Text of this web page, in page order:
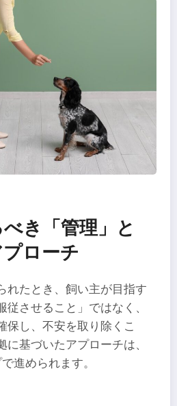
き「管理」と
プローチ
れたとき、飼い主が目指す
させること」ではなく、
保し、不安を取り除くこ
に基づいたアプローチは、
進められます。